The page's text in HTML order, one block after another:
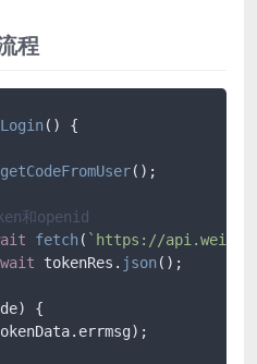
程
( ) {
getCodeFromUser();
和openid
fetch( `https://
tokenRes. json();
) {
errmsg);